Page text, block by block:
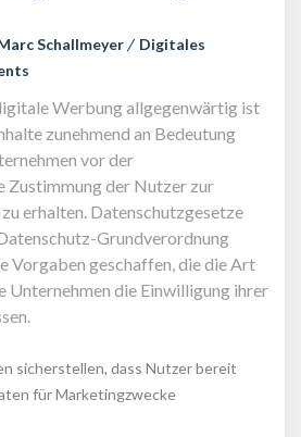
Schallmeyer
Digitales
Werbung allgegenwärtig ist
zunehmend an Bedeutung
vor der
Zustimmung der Nutzer zur
erhalten. Datenschutzgesetze
Grundverordnung
Vorgaben geschaffen, die die Art
Unternehmen die Einwilligung ihrer
sicherstellen, dass Nutzer bereit
für Marketingzwecke